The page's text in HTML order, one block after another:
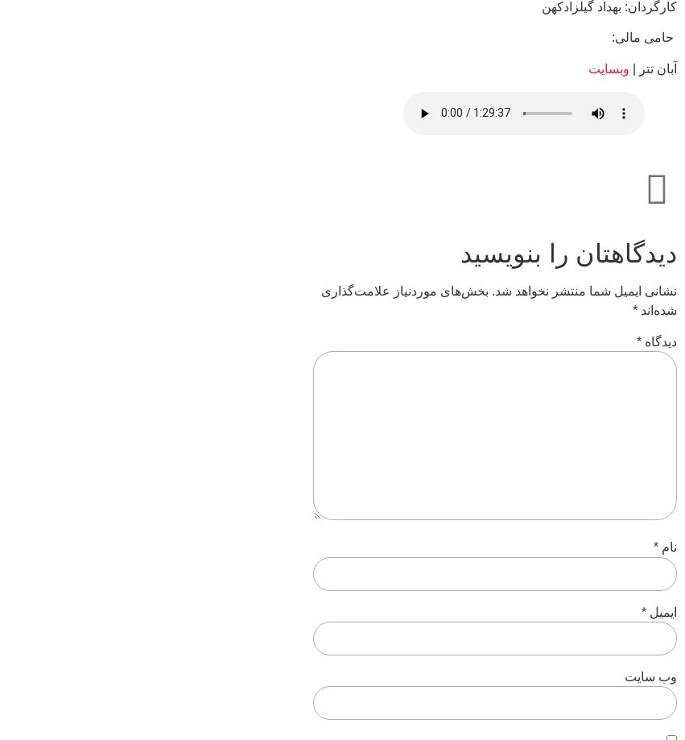
کارگردان: بهداد گیلزادکهن
حامی مالی:
آبان تتر | وبسایت
دیدگاهتان را بنویسید
نشانی ایمیل شما منتشر نخواهد شد. بخش‌های موردنیاز علامت‌گذاری
شده‌اند *
دیدگاه *
نام *
ایمیل *
وب‌ سایت